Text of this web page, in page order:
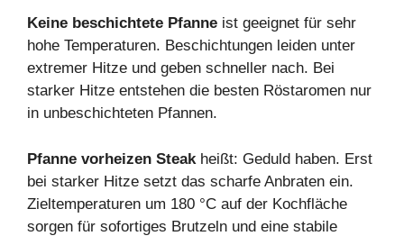
Keine beschichtete Pfanne ist geeignet für sehr
hohe Temperaturen. Beschichtungen leiden unter
extremer Hitze und geben schneller nach. Bei
starker Hitze entstehen die besten Röstaromen nur
in unbeschichteten Pfannen.
Pfanne vorheizen Steakheißt: Geduld haben. Erst
bei starker Hitze setzt das scharfe Anbraten ein.
Zieltemperaturen um 180 °C auf der Kochfläche
sorgen für sofortiges Brutzeln und eine stabile